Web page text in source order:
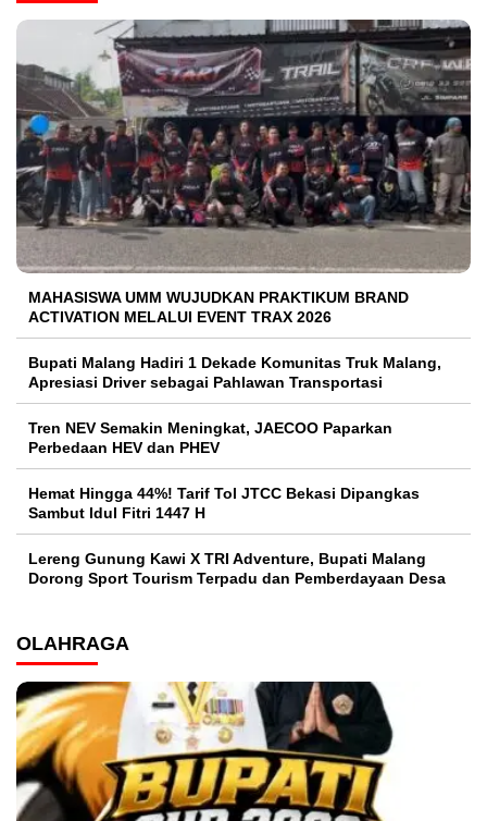
MAHASISWA UMM WUJUDKAN PRAKTIKUM BRAND
ACTIVATION MELALUI EVENT TRAX 2026
Bupati Malang Hadiri 1 Dekade Komunitas Truk Malang,
Apresiasi Driver sebagai Pahlawan Transportasi
Tren NEV Semakin Meningkat, JAECOO Paparkan
Perbedaan HEV dan PHEV
Hemat Hingga 44%! Tarif Tol JTCC Bekasi Dipangkas
Sambut Idul Fitri 1447 H
Lereng Gunung Kawi X TRI Adventure, Bupati Malang
Dorong Sport Tourism Terpadu dan Pemberdayaan Desa
OLAHRAGA